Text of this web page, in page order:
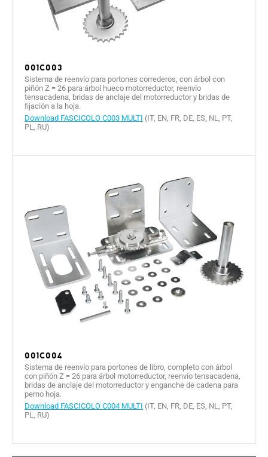
001C003
Sistema de reenvío para portones correderos, con árbol con
piñón Z = 26 para árbol hueco motorreductor, reenvío
tensacadena, bridas de anclaje del motorreductor y bridas de
fijación a la hoja.
Download FASCICOLO C003 MULTI (IT, EN, FR, DE, ES, NL, PT,
PL, RU)
001C004
Sistema de reenvío para portones de libro, completo con árbol
con piñón Z = 26 para árbol motorreductor, reenvío tensacadena,
bridas de anclaje del motorreductor y enganche de cadena para
perno hoja.
Download FASCICOLO C004 MULTI (IT, EN, FR, DE, ES, NL, PT,
PL, RU)